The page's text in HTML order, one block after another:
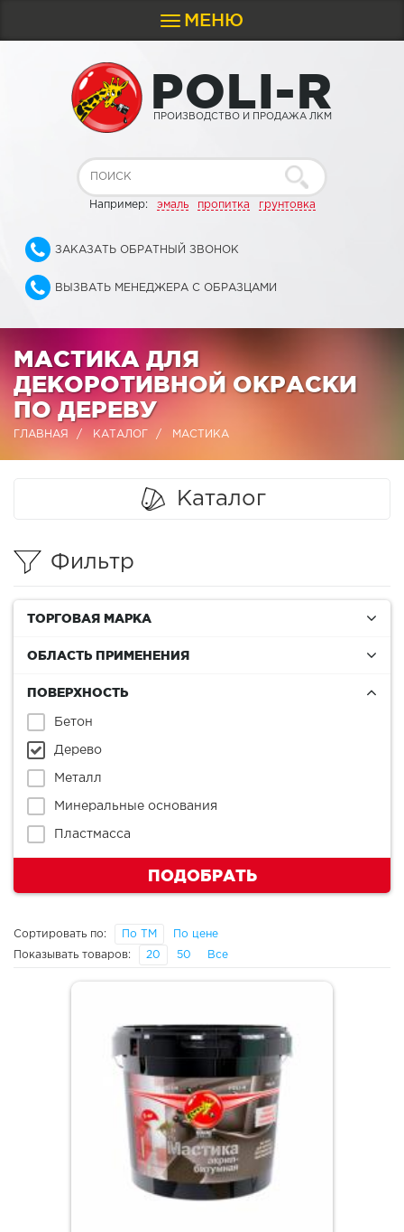
Toggle
navigation
МЕНЮ
POLI-R
ПРОИЗВОДСТВО И ПРОДАЖА ЛКМ
Например: эмаль пропитка грунтовка
ЗАКАЗАТЬ ОБРАТНЫЙ ЗВОНОК
ВЫЗВАТЬ МЕНЕДЖЕРА С ОБРАЗЦАМИ
МАСТИКА ДЛЯ
ДЕКОРОТИВНОЙ ОКРАСКИ
ПО ДЕРЕВУ
ГЛАВНАЯ КАТАЛОГ МАСТИКА
Каталог
Фильтр
ТОРГОВАЯ МАРКА
ОБЛАСТЬ ПРИМЕНЕНИЯ
ПОВЕРХНОСТЬ
Бетон
Дерево
Металл
Минеральные основания
Пластмасса
ПОДОБРАТЬ
Сортировать по: По ТМ По цене
Показывать товаров: 20 50 Все